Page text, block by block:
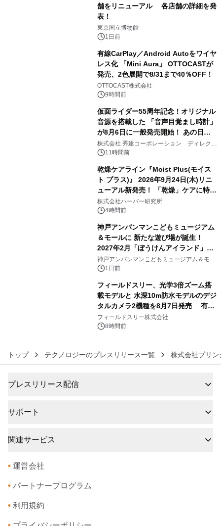
舗をリニューアル 各店舗の詳細を発
表！
東京国立博物館
1日前
有線CarPlay／Android Autoをワイヤ
レス化 「Mini Aura」 OTTOCASTが
発売、2色展開で8/31まで40％OFF！
OTTOCAST株式会社
9時間前
仮面ライダー55周年記念！オリジナル
音源を搭載した 「音声目覚まし時計」
が8月6日に一般発売開始！ あの日の
大興奮が今甦る
株式会社 秀建コーポレーション ディレクト
アートギャラリー
11時間前
乾燥ケアライン『Moist Plus(モイス
ト プラス)』 2026年9月24日(木)リニ
ューアル新発売！ 「乾燥」ケアに特化
し、ライン使いで潤いに満ちた肌へ
株式会社ハーバー研究所
4時間前
神戸アンパンマンこどもミュージアム
＆モールに 新たな遊び場が誕生！
2027年2月「ぼうけんアイランド」が
オープン
神戸アンパンマンこどもミュージアム＆モー
ル 1日前
フィールドスリー、光学3倍ズーム搭
載モデルと 水深10m防水モデルのデジ
タルカメラ2機種を8月7日発売 有効
約1300万画素、用途別に選べるコンデ
ジ新登場
フィールドスリー株式会社
8時間前
トップ テクノロジーのプレスリリース一覧 株式会社プリン
プレスリリース配信
サポート
関連サービス
• 運営会社
• パートナープログラム
• 利用規約